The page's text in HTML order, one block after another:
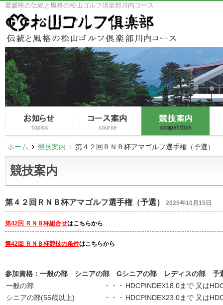
愛媛県の伝統と風格の松山ゴルフ倶楽部川内コース
ホーム 競技案内 第４２回ＲＮＢ杯アマゴルフ選手権（予選）
競技案内
第４２回ＲＮＢ杯アマゴルフ選手権（予選） 2025年10月15日
第42回 ＲＮＢ杯組合せはこちらから
第42回 ＲＮＢ杯競技の条件はこちらから
参加資格：一般の部 シニアの部 Gシニアの部 レディスの部 予
一般の部
・・・ HDCPINDEX18.0まで 又は
シニアの部(55歳以上)
・・・ HDCPINDEX23.0まで 又は